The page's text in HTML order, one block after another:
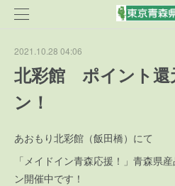
2021.10.28 04:06
北彩館 ポイント還
ン！
あおもり北彩館（飯田橋）にて
「メイドイン青森応援！」青森県
ン開催中です！